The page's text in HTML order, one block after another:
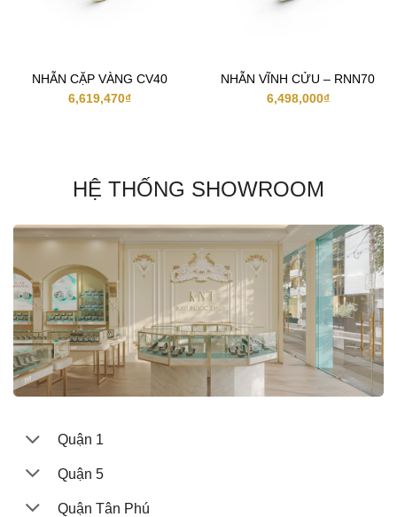
NHẪN CẶP VÀNG CV40
6,619,470₫
NHẪN VĨNH CỬU – RNN70
6,498,000₫
HỆ THỐNG SHOWROOM
Quận 1
Quận 5
Quận Tân Phú